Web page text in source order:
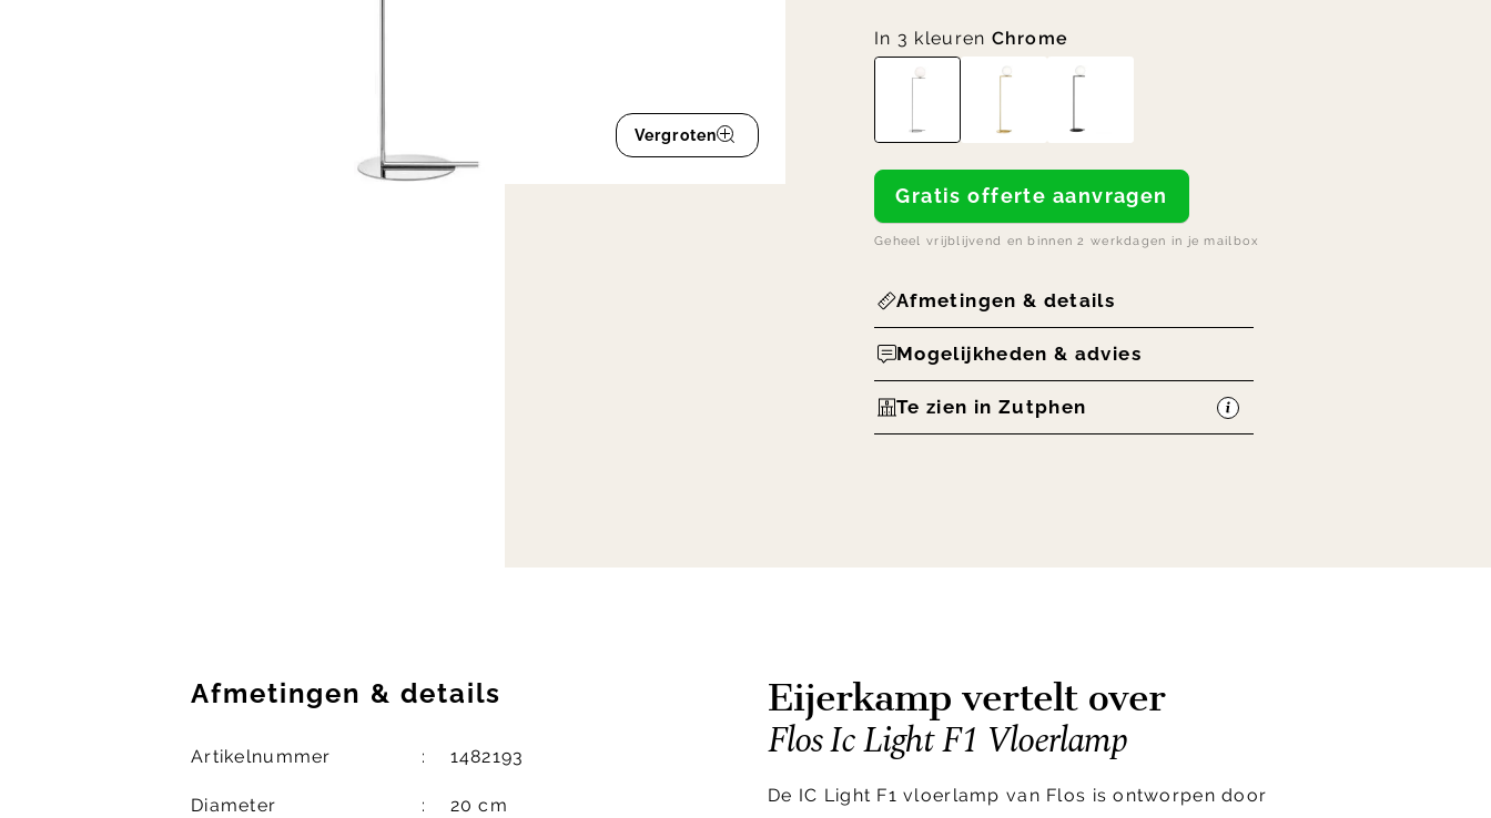
Vergroten
In 3 kleuren Chrome
Gratis offerte aanvragen
Geheel vrijblijvend en binnen 2 werkdagen in je mailbox
Afmetingen & details
Mogelijkheden & advies
Te zien in Zutphen
Afmetingen & details
Artikelnummer 1482193
Diameter 20 cm
Eijerkamp vertelt over
Flos Ic Light F1 Vloerlamp
De IC Light F1 vloerlamp van Flos is ontworpen door